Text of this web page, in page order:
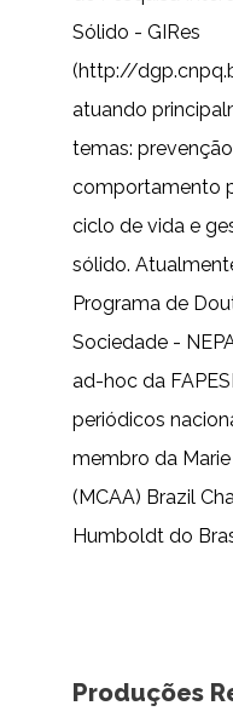
Sólido - GIRes
(http://
atuando
temas:
comportamento
ciclo de vida e
sólido.
Programa de
Sociedade -
ad-hoc da
periódicos
membro da
(MCAA) Brazil
Humboldt do
Produções